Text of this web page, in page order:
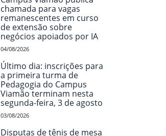
chamada para vagas
remanescentes em curso
de extensão sobre
negócios apoiados por IA
04/08/2026
Último dia: inscrições para
a primeira turma de
Pedagogia do Campus
Viamão terminam nesta
segunda-feira, 3 de agosto
03/08/2026
Disputas de tênis de mesa